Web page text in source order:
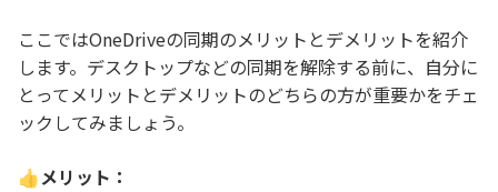
ここではOneDriveの同期のメリットとデメリットを紹介
します。デスクトップなどの同期を解除する前に、自分に
とってメリットとデメリットのどちらの方が重要かをチェ
ックしてみましょう。
👍メリット：